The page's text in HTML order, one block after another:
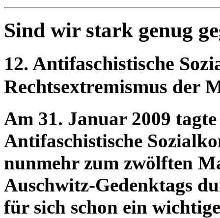
Sind wir stark genug
12. Antifaschistische
Rechtsextremismus der
Am 31. Januar 2009
Antifaschistische
nunmehr zum zwölften
Auschwitz-Gedenktags
für sich schon ein